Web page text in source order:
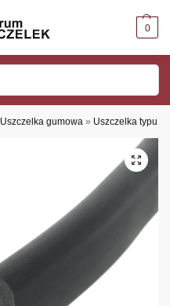
0
Uszczelka gumowa » Uszczelka typu D